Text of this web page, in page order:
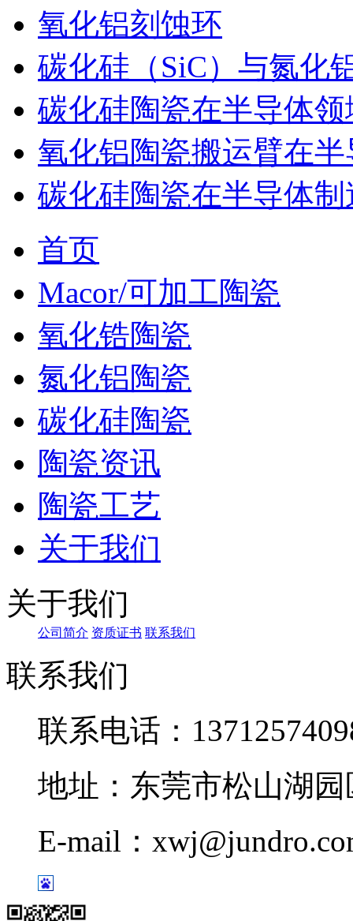
氧化铝刻蚀环
碳化硅（SiC）与氮化
碳化硅陶瓷在半导体
氧化铝陶瓷搬运臂在
碳化硅陶瓷在半导体
首页
Macor/可加工陶瓷
氧化锆陶瓷
氮化铝陶瓷
碳化硅陶瓷
陶瓷资讯
陶瓷工艺
关于我们
关于我们
公司简介 资质证书 联系我们
联系我们
联系电话：
地址：东莞市松山湖
E-mail：